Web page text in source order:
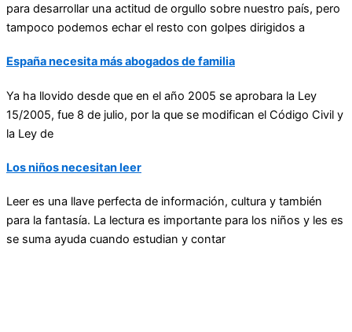
para desarrollar una actitud de orgullo sobre nuestro país, pero
tampoco podemos echar el resto con golpes dirigidos a
España necesita más abogados de familia
Ya ha llovido desde que en el año 2005 se aprobara la Ley
15/2005, fue 8 de julio, por la que se modifican el Código Civil y
la Ley de
Los niños necesitan leer
Leer es una llave perfecta de información, cultura y también
para la fantasía. La lectura es importante para los niños y les es
se suma ayuda cuando estudian y contar